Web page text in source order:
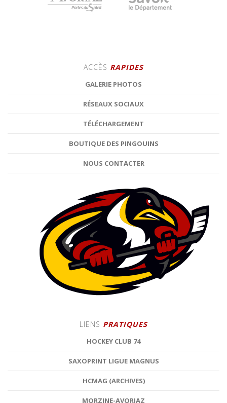
ACCÈS RAPIDES
GALERIE PHOTOS
RÉSEAUX SOCIAUX
TÉLÉCHARGEMENT
BOUTIQUE DES PINGOUINS
NOUS CONTACTER
LIENS PRATIQUES
HOCKEY CLUB 74
SAXOPRINT LIGUE MAGNUS
HCMAG (ARCHIVES)
MORZINE-AVORIAZ